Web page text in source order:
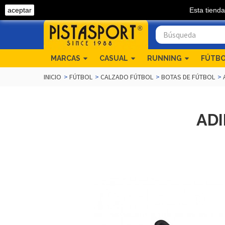
MARCAS CASUAL RUNNING
INICIO > FÚTBOL > CALZADO FÚTBOL > BOTAS DE FÚTBOL >
aceptar Esta